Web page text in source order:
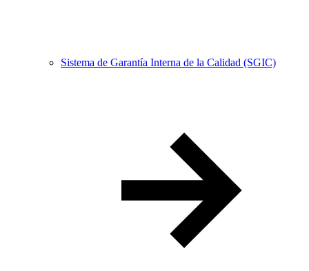
Sistema de Garantía Interna de la Calidad (SGIC)